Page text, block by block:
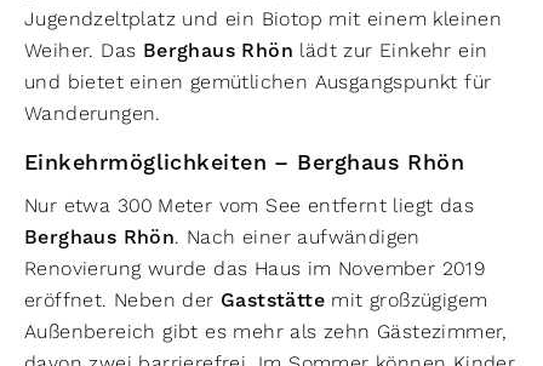
Jugendzeltplatz und ein Biotop mit einem kleinen
Weiher. Das Berghaus Rhön lädt zur Einkehr ein
und bietet einen gemütlichen Ausgangspunkt für
Wanderungen.
Einkehrmöglichkeiten – Berghaus Rhön
Nur etwa 300 Meter vom See entfernt liegt das
Berghaus Rhön. Nach einer aufwändigen
Renovierung wurde das Haus im November 2019
eröffnet. Neben der Gaststätte mit großzügigem
Außenbereich gibt es mehr als zehn Gästezimmer,